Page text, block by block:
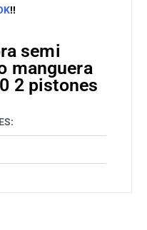
!!
semi
manguera
2 pistones